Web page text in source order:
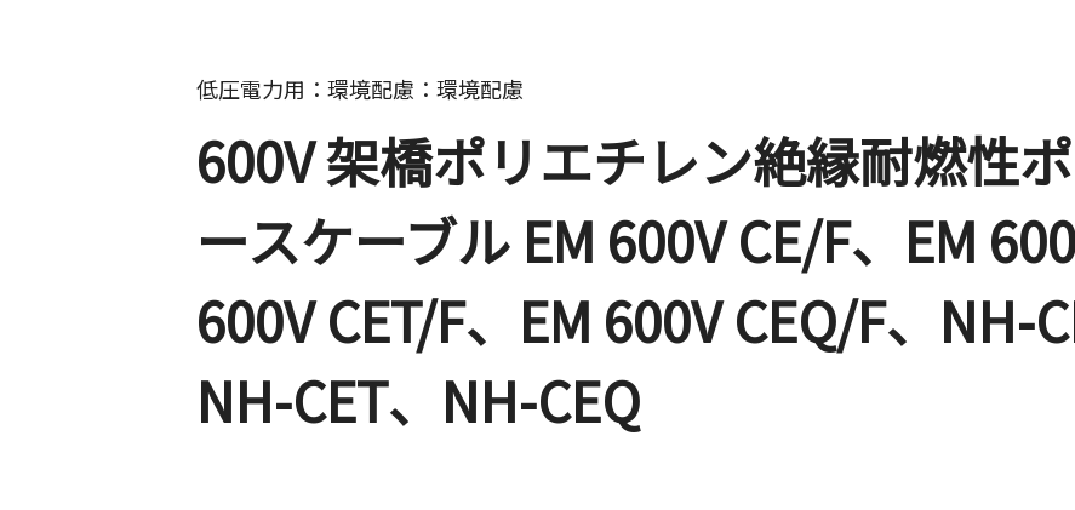
低圧電力用：環境配慮：環境配慮
600V 架橋ポリエチレン絶縁耐燃性
ースケーブル EM 600V CE/F、EM
600V CET/F、EM 600V CEQ/F、NH-
NH-CET、NH-CEQ